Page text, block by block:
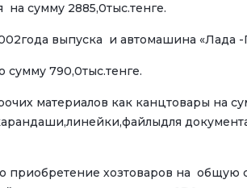
сумму 2885,0тыс.тенге.
выпуска и автомашина «Лада -
790,0тыс.тенге.
материалов как канцтовары на
хозтоваров на общую